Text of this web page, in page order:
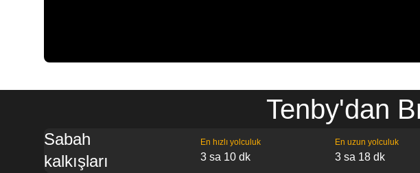
Tenby'dan
Sabah
kalkışları
En hızlı yolculuk
3 sa 10 dk
En uzun yolculuk
3 sa 18 dk